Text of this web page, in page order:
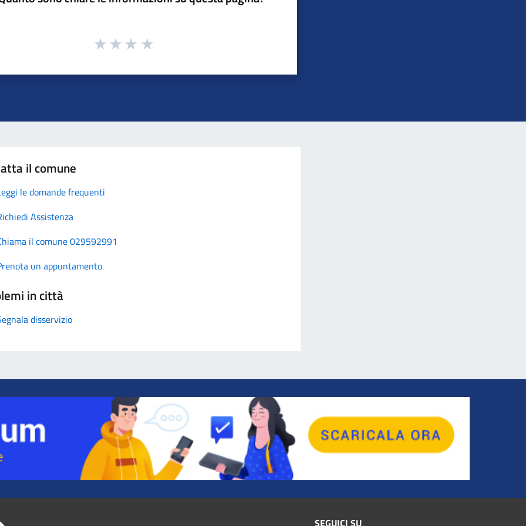
il comune
le domande frequenti
Assistenza
il comune 029592991
un appuntamento
in città
disservizio